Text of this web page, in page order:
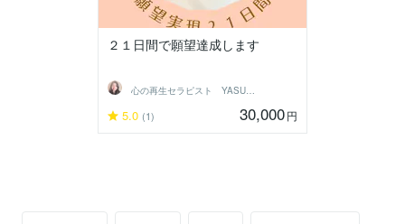
２１日間で願望達成します
心の再生セラピスト YASUKO
5.0 (1) 30,000円